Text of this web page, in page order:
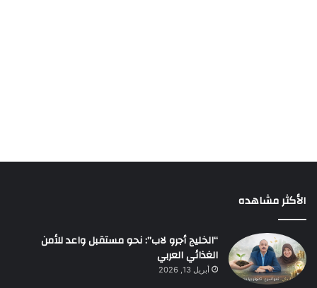
الأكثر مشاهده
“الخليج أجرو لاب”: نحو مستقبل واعد للأمن
الغذائي العربي
أبريل 13, 2026